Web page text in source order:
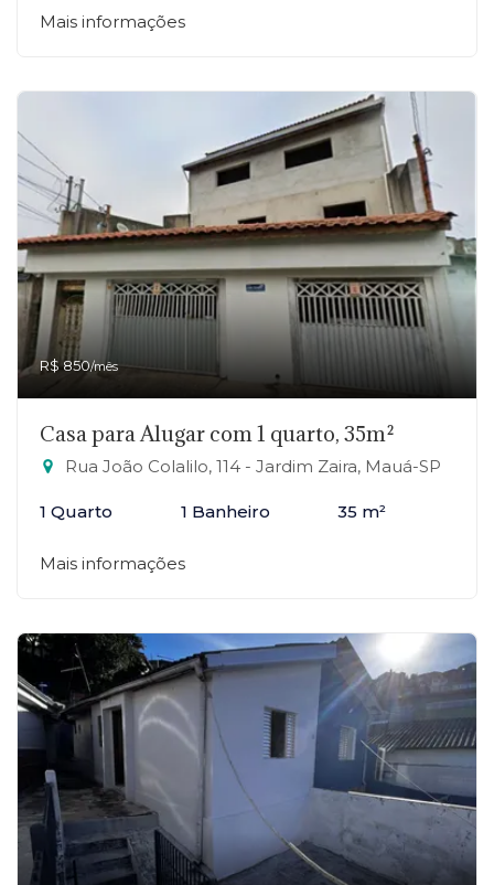
Mais informações
R$ 850/mês
Casa para Alugar com 1 quarto, 35m²
Rua João Colalilo, 114 - Jardim Zaira, Mauá-SP
1 Quarto 1 Banheiro 35 m²
Mais informações